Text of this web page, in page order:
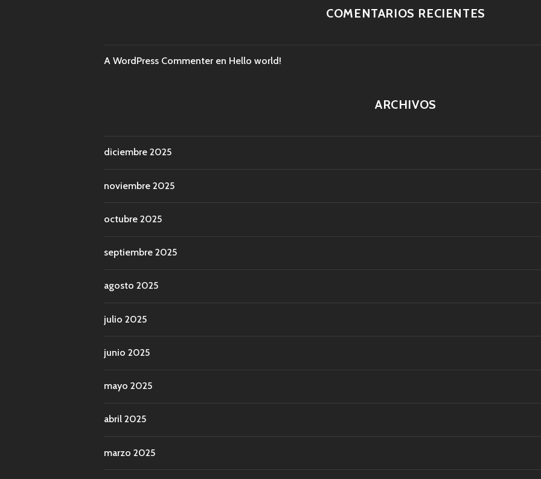
COMENTARIOS RECIENTES
A WordPress Commenter en Hello world!
ARCHIVOS
diciembre 2025
noviembre 2025
octubre 2025
septiembre 2025
agosto 2025
julio 2025
junio 2025
mayo 2025
abril 2025
marzo 2025